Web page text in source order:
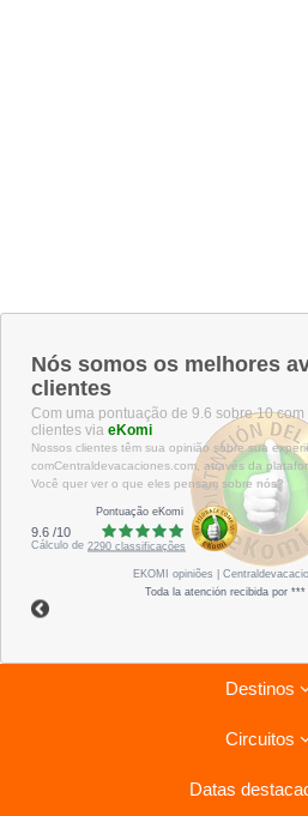
Nós somos os melhores
clientes
Com uma pontuação de 9.6 sobre 10
clientes via eKomi
Nossos clientes têm sua opinião sobre sua
comCentraldevacaciones.com, através da
Você quer ver o que eles pensam sobre nós?
Pontuação eKomi
9.6 /10
Cálculo de 2290 classificações
EKOMI opiniões
|
Toda la atención recibida por
Destinos
Riviera Maya
Tenerife
Circuitos
Circuitos Havana -
Datas